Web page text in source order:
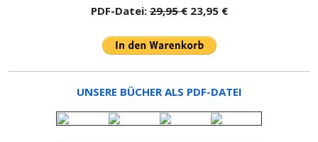
PDF-Datei:29,95 €23,95 €
UNSERE BÜCHER ALS PDF-DATEI